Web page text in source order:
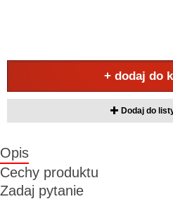
+ dodaj do
Dodaj do
Opis
Cechy produktu
Zadaj pytanie